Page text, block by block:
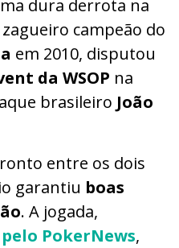
dura derrota na
zagueiro campeão do
em 2010, disputou
da WSOP na
brasileiro João
entre os dois
garantiu boas
. A jogada,
PokerNews,